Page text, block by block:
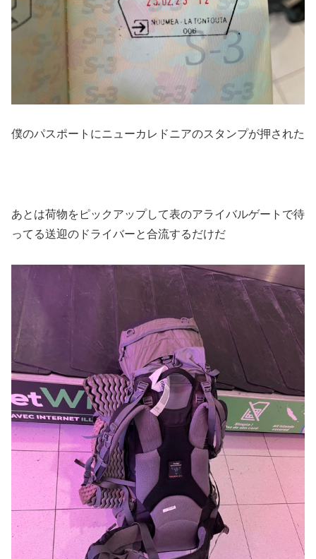
僕のパスポートにニューカレドニアのスタンプが押された
あとは荷物をピックアップして表のアライバルゲートで待
ってる送迎のドライバーと合流するだけだ